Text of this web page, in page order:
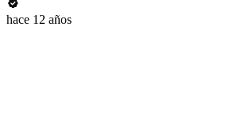
hace 12 años